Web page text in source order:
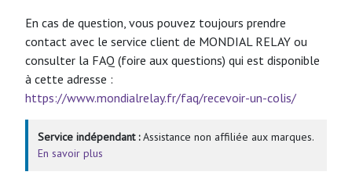
En cas de question, vous pouvez toujours prendre
contact avec le service client de MONDIAL RELAY ou
consulter la FAQ (foire aux questions) qui est disponible
à cette adresse :
https://www.mondialrelay.fr/faq/recevoir-un-colis/
Service indépendant :Assistance non affiliée aux marques.
En savoir plus